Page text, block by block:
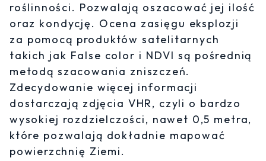
roślinności. Pozwalają oszacować jej ilość
oraz kondycję. Ocena zasięgu eksplozji
za pomocą produktów satelitarnych
takich jak False color i NDVI są pośrednią
metodą szacowania zniszczeń.
Zdecydowanie więcej informacji
dostarczają zdjęcia VHR, czyli o bardzo
wysokiej rozdzielczości, nawet 0,5 metra,
które pozwalają dokładnie mapować
powierzchnię Ziemi.